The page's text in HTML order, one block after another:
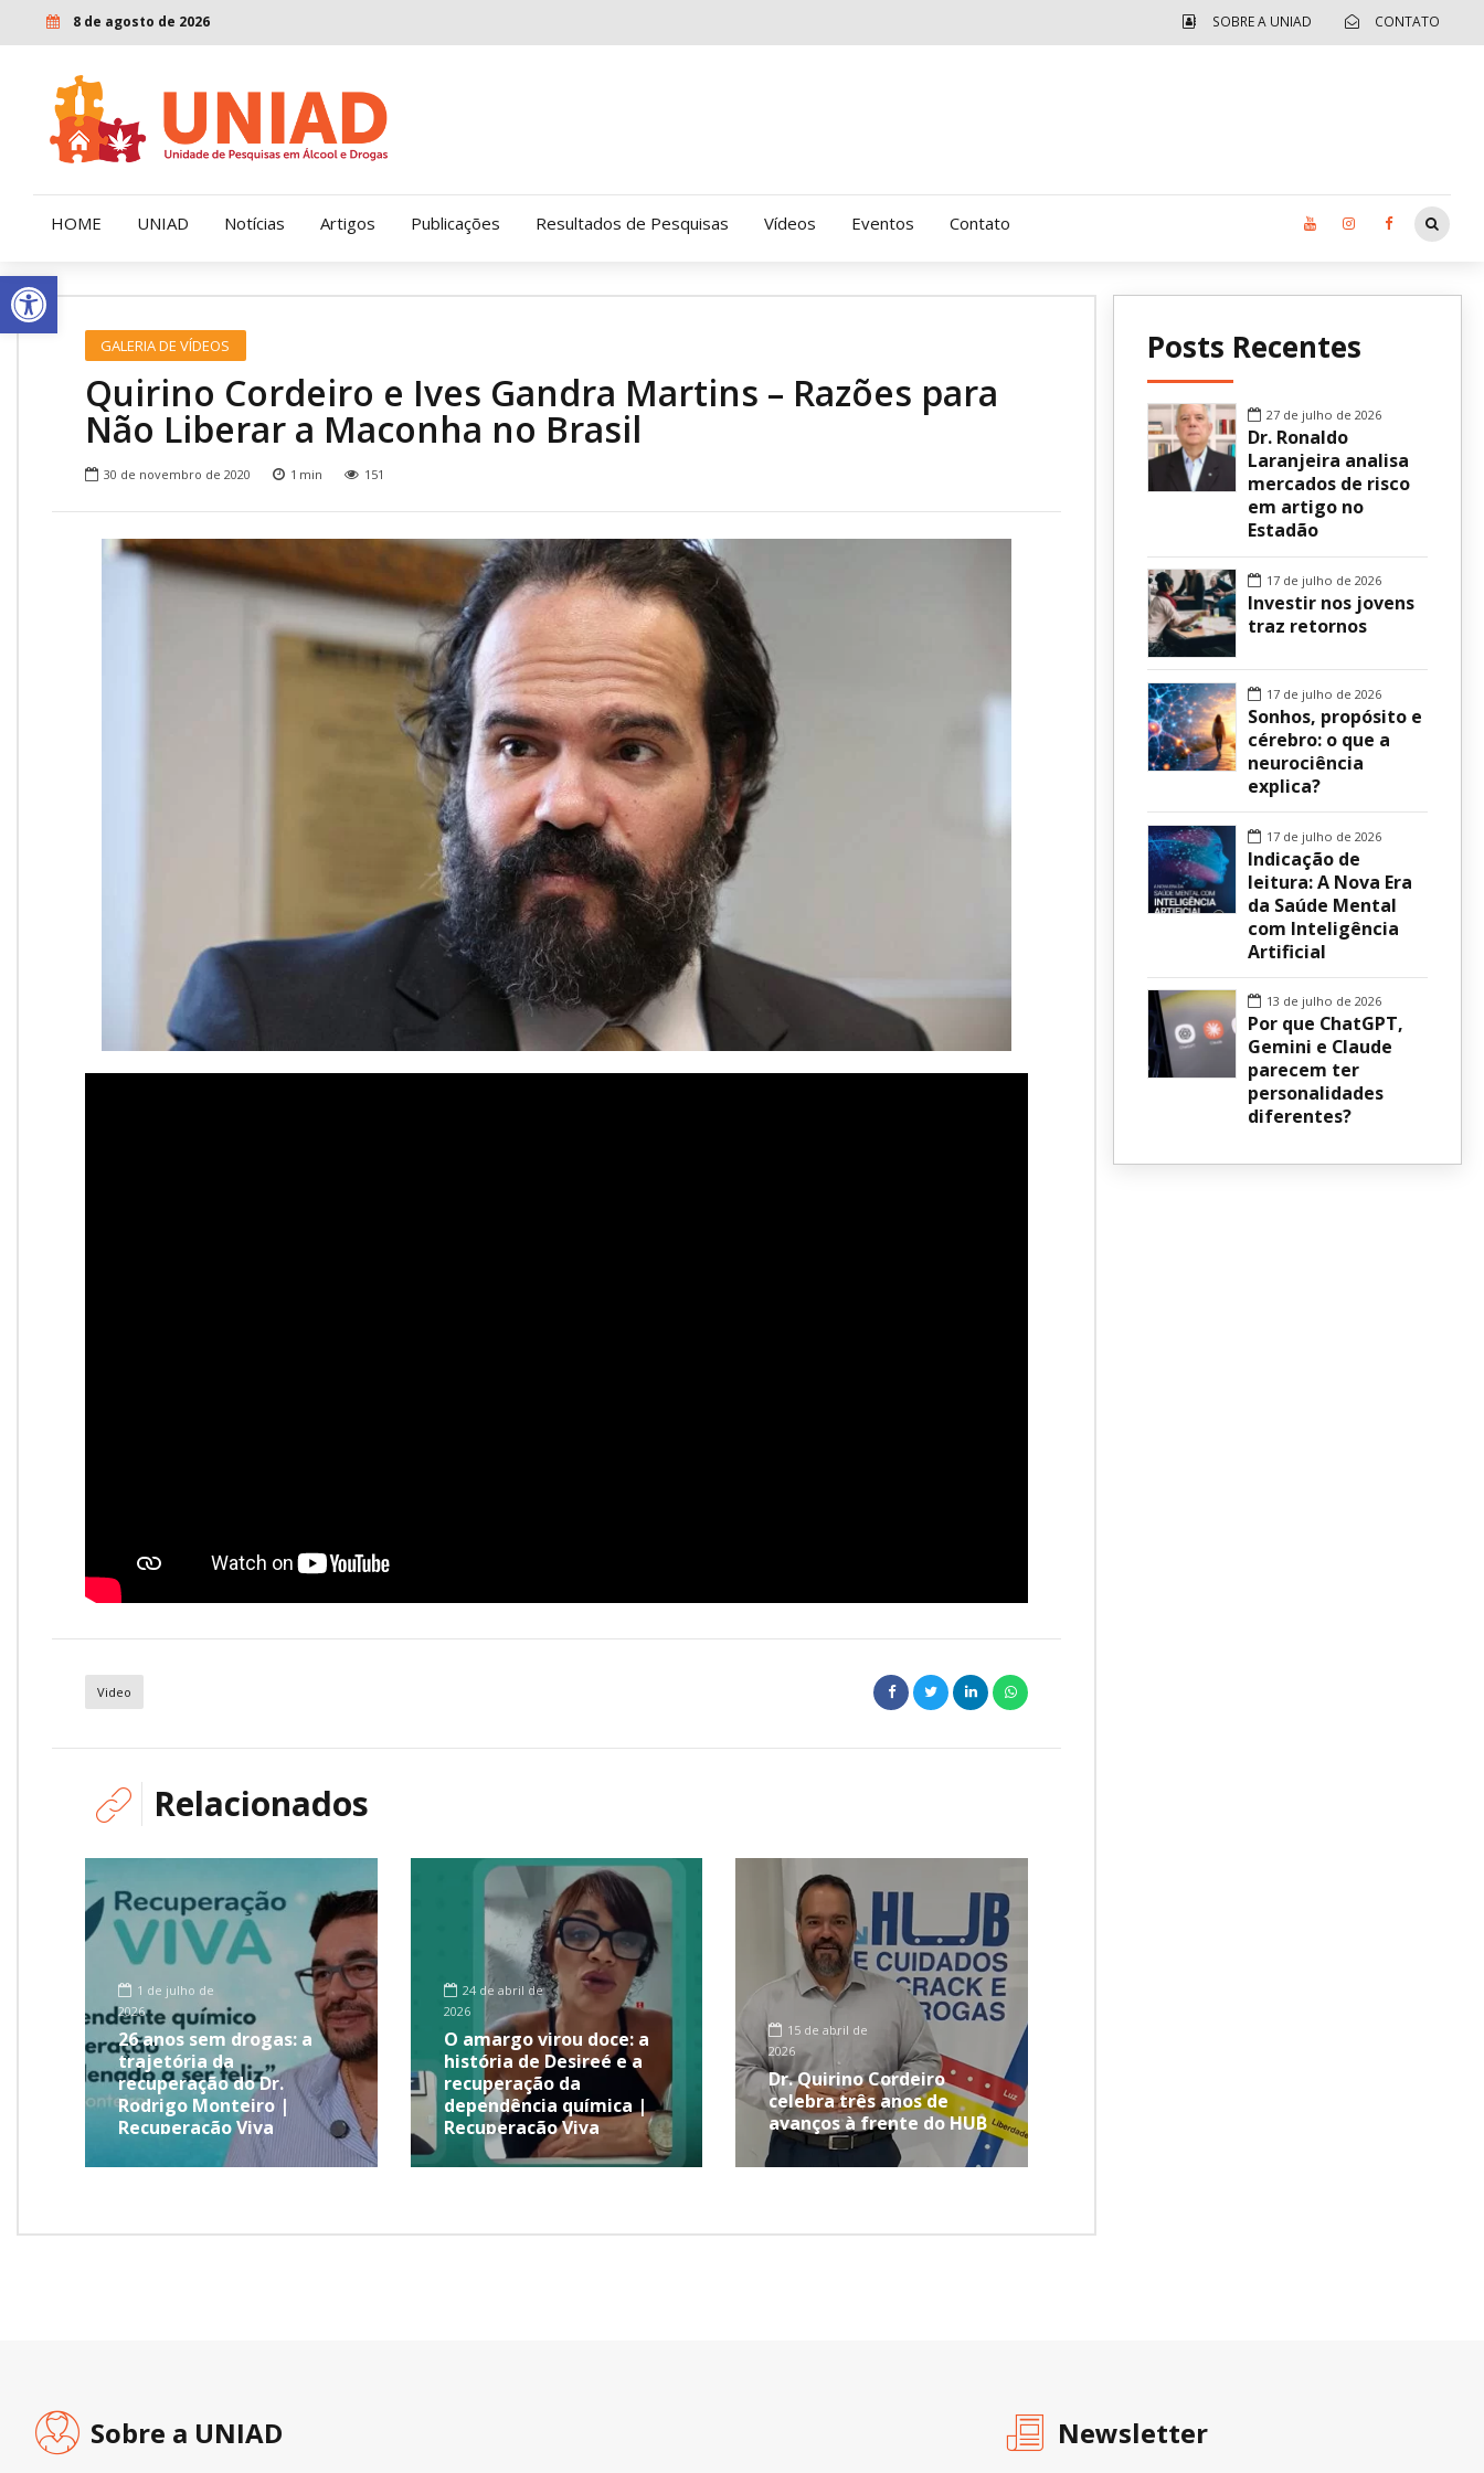
Open toolbar
8 de agosto de 2026 SOBRE A UNIAD CONTATO
HOME UNIAD
Nossa História
Nossa Missão e Valores
Onde Procurar Ajuda?
Ronaldo Laranjeira recebe prêmio ISAJE
Amor-Exigente
AME – Psiquiatria Dra Jandira Masur
Independência Jovem – FOLIA
Revista UNIAD
Notícias Artigos Publicações Resultados de Pesquisas Vídeos Eventos Contato
GALERIA DE VÍDEOS
Quirino Cordeiro e Ives Gandra Martins – Razões para
Não Liberar a Maconha no Brasil
30 de novembro de 2020 1 min 151
Video
Relacionados
1 de julho de
2026
26 anos sem drogas: a
trajetória da
recuperação do Dr.
Rodrigo Monteiro |
Recuperação Viva
24 de abril de
2026
O amargo virou doce: a
história de Desireé e a
recuperação da
dependência química |
Recuperação Viva
15 de abril de
2026
Dr. Quirino Cordeiro
celebra três anos de
avanços à frente do HUB
Posts Recentes
27 de julho de 2026
Dr. Ronaldo
Laranjeira analisa
mercados de risco
em artigo no
Estadão
17 de julho de 2026
Investir nos jovens
traz retornos
17 de julho de 2026
Sonhos, propósito e
cérebro: o que a
neurociência
explica?
17 de julho de 2026
Indicação de
leitura: A Nova Era
da Saúde Mental
com Inteligência
Artificial
13 de julho de 2026
Por que ChatGPT,
Gemini e Claude
parecem ter
personalidades
diferentes?
Sobre a UNIAD Newsletter